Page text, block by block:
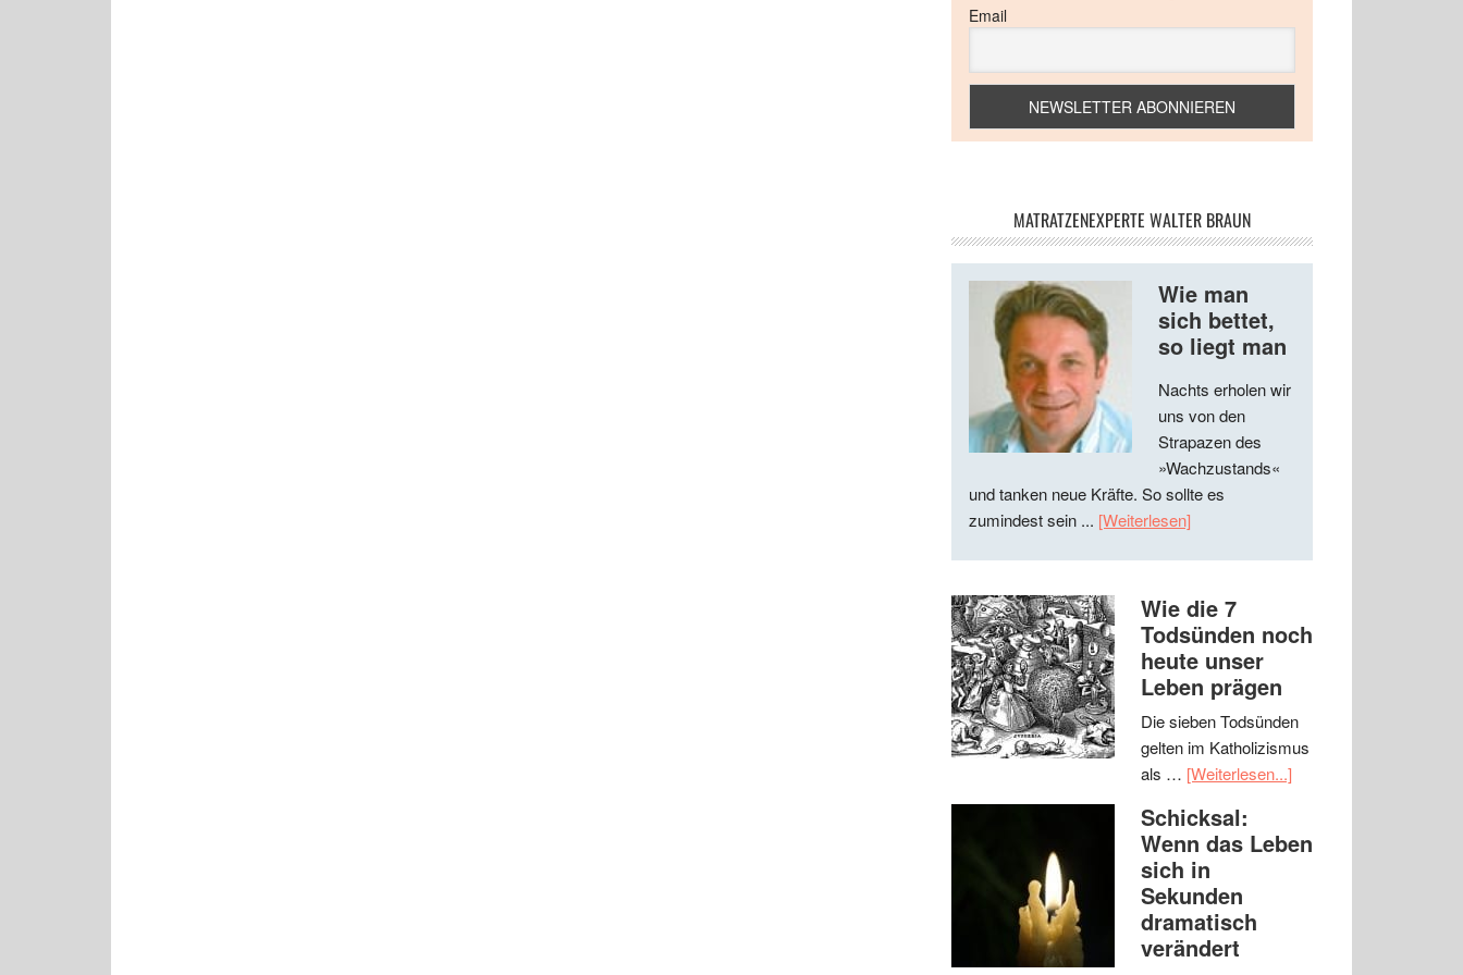
Email
MATRATZENEXPERTE WALTER BRAUN
Wie man
sich bettet,
so liegt man
Nachts erholen wir
uns von den
Strapazen des
»Wachzustands«
und tanken neue Kräfte. So sollte es
zumindest sein ... [Weiterlesen]
Wie die 7
Todsünden noch
heute unser
Leben prägen
Die sieben Todsünden
gelten im Katholizismus
als … [Weiterlesen...]
Schicksal:
Wenn das Leben
sich in
Sekunden
dramatisch
verändert